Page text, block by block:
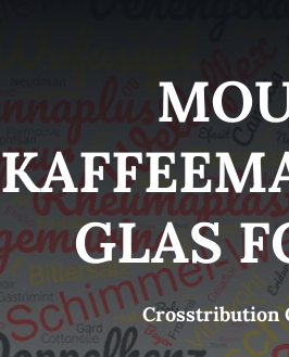
Brands
B2B-Shop
Kontakt
GLAS
Crosstribution